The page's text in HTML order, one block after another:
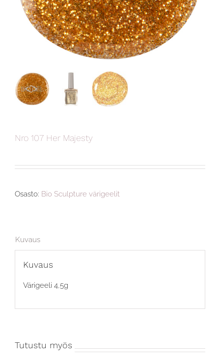
Nro 107 Her Majesty
Osasto: Bio Sculpture värigeelit
Kuvaus
Kuvaus
Värigeeli 4,5g
Tutustu myös